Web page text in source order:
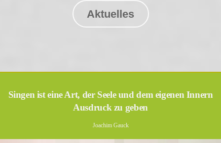
Aktuelles
Singen ist eine Art, der Seele und dem eigenen Innern
Ausdruck zu geben
Joachim Gauck